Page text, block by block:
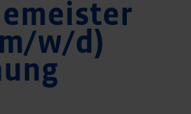
w/d)